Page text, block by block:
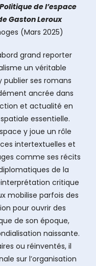
de l’espace
Gaston Leroux
(Mars 2025)
grand reporter
un véritable
publier ses romans
ancrée dans
et actualité en
essentielle.
y joue un rôle
intertextuelles et
comme ses récits
de la
critique
mobilise parfois des
pour ouvrir des
de son époque,
naissante.
ou réinventés, il
sur l’organisation